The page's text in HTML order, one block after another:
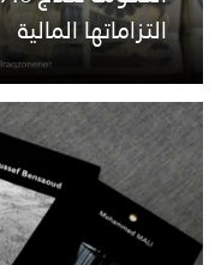
التزاماتها المالية